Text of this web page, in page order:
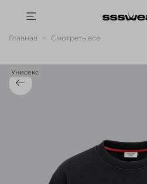
Главная Смотреть все
Унисекс